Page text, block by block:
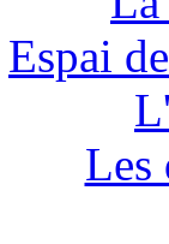
Espai
Les